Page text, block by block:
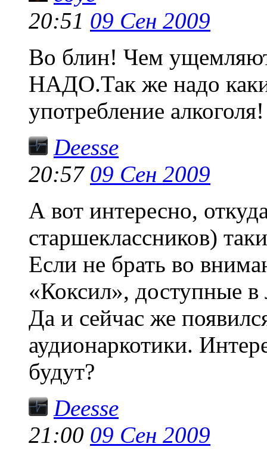
20:51 09 Сен 2009
Во блин! Чем
НАДО.Так же надо
употребление алкоголя!
Deesse
20:57 09 Сен 2009
А вот интересно,
старшеклассников)
Если не брать во
«Коксил», доступные
Да и сейчас же
аудионаркотики.
будут?
Deesse
21:00 09 Сен 2009